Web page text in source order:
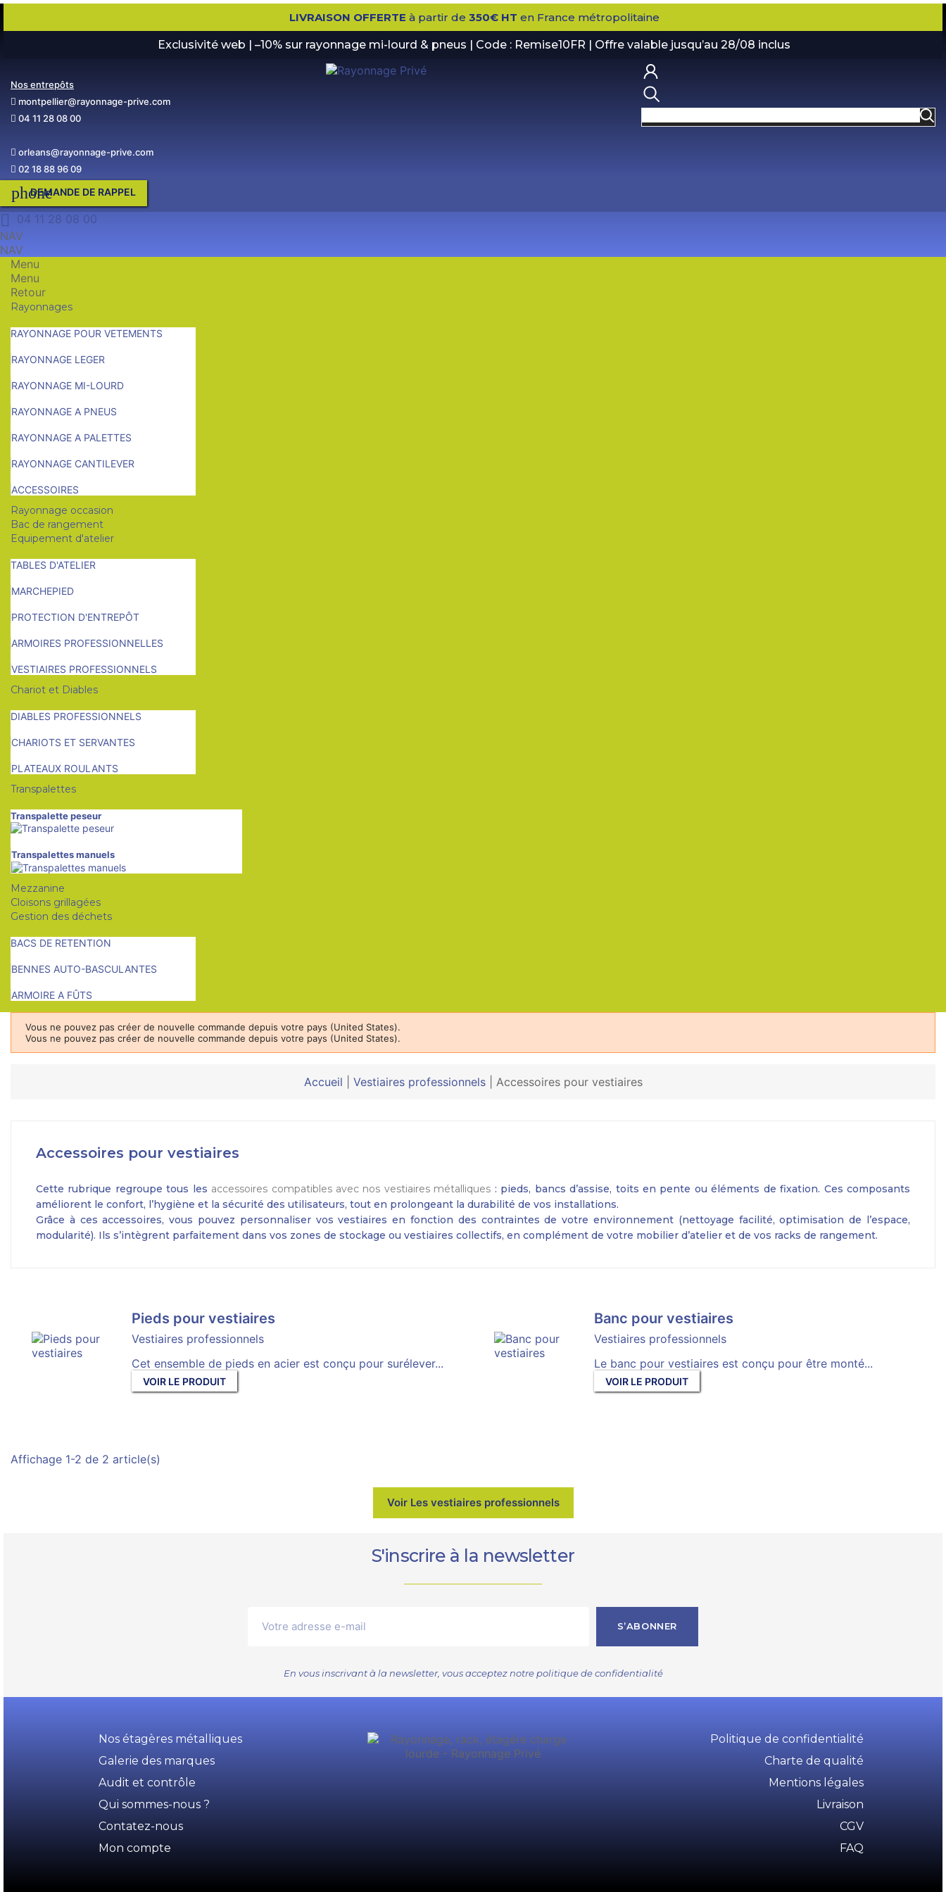
LIVRAISON OFFERTE à partir de 350€ HT en France métropolitaine
Exclusivité web | –10% sur rayonnage mi-lourd & pneus | Code : Remise10FR | Offre valable jusqu’au 28/08 inclus
Nos entrepôts
montpellier@rayonnage-prive.com
04 11 28 08 00
orleans@rayonnage-prive.com
02 18 88 96 09
phone
DEMANDE DE RAPPEL

04 11 28 08 00
NAV
NAV
Menu
Menu
Retour
Rayonnages
RAYONNAGE POUR VETEMENTS
RAYONNAGE LEGER
RAYONNAGE MI-LOURD
RAYONNAGE A PNEUS
RAYONNAGE A PALETTES
RAYONNAGE CANTILEVER
ACCESSOIRES
Rayonnage occasion
Bac de rangement
Equipement d'atelier
TABLES D'ATELIER
MARCHEPIED
PROTECTION D'ENTREPÔT
ARMOIRES PROFESSIONNELLES
VESTIAIRES PROFESSIONNELS
Chariot et Diables
DIABLES PROFESSIONNELS
CHARIOTS ET SERVANTES
PLATEAUX ROULANTS
Transpalettes
Transpalette peseur
Transpalettes manuels
Mezzanine
Cloisons grillagées
Gestion des déchets
BACS DE RETENTION
BENNES AUTO-BASCULANTES
ARMOIRE A FÛTS
Vous ne pouvez pas créer de nouvelle commande depuis votre pays (United States).
Vous ne pouvez pas créer de nouvelle commande depuis votre pays (United States).
Accueil Vestiaires professionnels| Accessoires pour vestiaires
Accessoires pour vestiaires
Cette rubrique regroupe tous les accessoires compatibles avec nos vestiaires métalliques : pieds, bancs d’assise, toits en pente ou éléments de fixation. Ces composants
améliorent le confort, l’hygiène et la sécurité des utilisateurs, tout en prolongeant la durabilité de vos installations.
Grâce à ces accessoires, vous pouvez personnaliser vos vestiaires en fonction des contraintes de votre environnement (nettoyage facilité, optimisation de l’espace,
modularité). Ils s’intègrent parfaitement dans vos zones de stockage ou vestiaires collectifs, en complément de votre mobilier d’atelier et de vos racks de rangement.
Pieds pour vestiaires
Vestiaires professionnels
Cet ensemble de pieds en acier est conçu pour surélever...
VOIR LE PRODUIT
Banc pour vestiaires
Vestiaires professionnels
Le banc pour vestiaires est conçu pour être monté...
VOIR LE PRODUIT
Affichage 1-2 de 2 article(s)
Voir Les vestiaires professionnels
S'inscrire à la newsletter
S’ABONNER
En vous inscrivant à la newsletter, vous acceptez notre politique de confidentialité
Nos étagères métalliques
Galerie des marques
Audit et contrôle
Qui sommes-nous ?
Contatez-nous
Mon compte
Politique de confidentialité
Charte de qualité
Mentions légales
Livraison
CGV
FAQ